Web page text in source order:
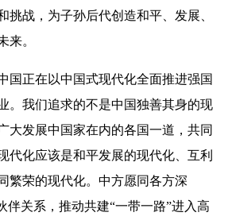
挑战，为子孙后代创造和平、发展、
来。
正在以中国式现代化全面推进强国
。我们追求的不是中国独善其身的现
大发展中国家在内的各国一道，共同
代化应该是和平发展的现代化、互利
繁荣的现代化。中方愿同各方深
伴关系，推动共建“一带一路”进入高